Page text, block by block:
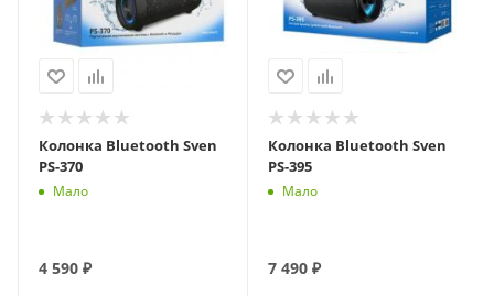
Колонка Bluetooth Sven
PS-370
Мало
4 590 ₽
Колонка Bluetooth Sven
PS-395
Мало
7 490 ₽